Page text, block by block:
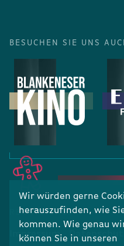
Wir würden gerne
herauszufinden, wie
kommen. Wie genau
können Sie in unseren
BESUCHEN SIE UNS
RECHTLICHES
Impressum Datenschutz